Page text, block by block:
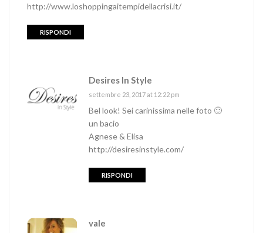
http://www.loshoppingaitempidellacrisi.it/
RISPONDI
Desires In Style
settembre 23, 2017 at 12:22 pm
Bel look! Sei carinissima nelle foto 🙂
un bacio
Agnese & Elisa
http://desiresinstyle.com/
RISPONDI
vale